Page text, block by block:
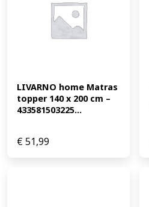
LIVARNO home Matras
topper 140 x 200 cm –
433581503225...
€51,99